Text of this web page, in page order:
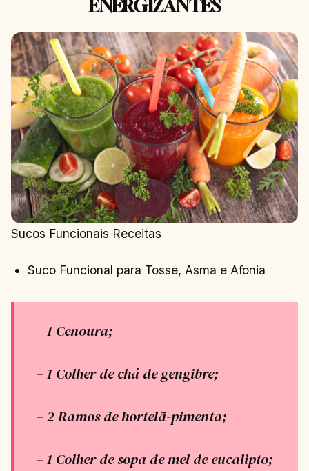
ENERGIZANTES
Sucos Funcionais Receitas
Suco Funcional para Tosse, Asma e Afonia
– 1 Cenoura;
– 1 Colher de chá de gengibre;
– 2 Ramos de hortelã-pimenta;
– 1 Colher de sopa de mel de eucalipto;